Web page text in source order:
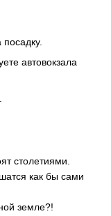
автовокзала
столетиями.
как бы сами
земле?!